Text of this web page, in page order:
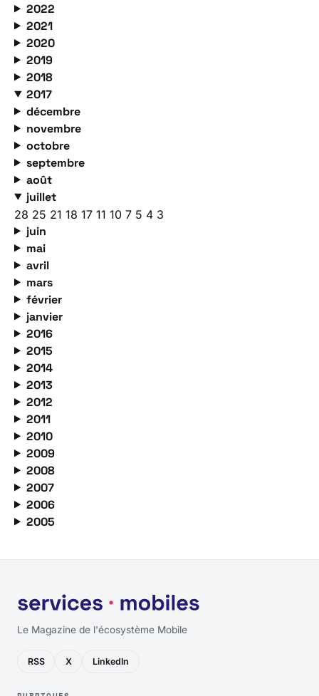
2022
2021
2020
2019
2018
2017
décembre
novembre
octobre
septembre
août
juillet
28 25 21 18 17 11 10 7 5 4 3
juin
mai
avril
mars
février
janvier
2016
2015
2014
2013
2012
2011
2010
2009
2008
2007
2006
2005
Le Magazine de l'écosystème Mobile
RSS X LinkedIn